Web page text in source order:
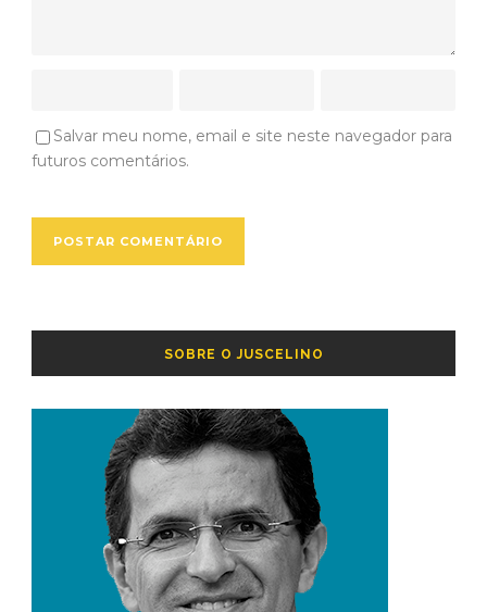
Salvar meu nome, email e site neste navegador para
futuros comentários.
SOBRE O JUSCELINO